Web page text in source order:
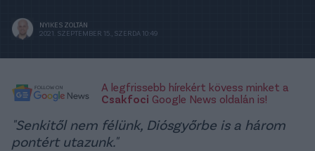
NYIKES ZOLTÁN
2021. SZEPTEMBER 15., SZERDA 10:49
A legfrissebb hírekért kövess minket a
Csakfoci Google News oldalán is!
"Senkitől nem félünk, Diósgyőrbe is a három
pontért utazunk."